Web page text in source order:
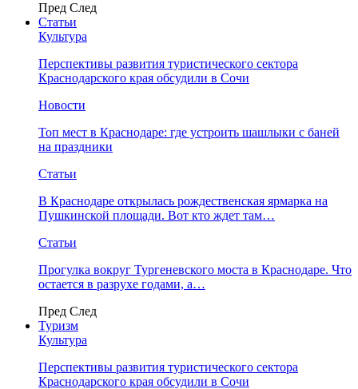
Пред След
Статьи
Культура
Перспективы развития туристического сектора
Краснодарского края обсудили в Сочи
Новости
Топ мест в Краснодаре: где устроить шашлыки с баней
на праздники
Статьи
В Краснодаре открылась рождественская ярмарка на
Пушкинской площади. Вот кто ждет там…
Статьи
Прогулка вокруг Тургеневского моста в Краснодаре. Что
остается в разрухе годами, а…
Пред След
Туризм
Культура
Перспективы развития туристического сектора
Краснодарского края обсудили в Сочи